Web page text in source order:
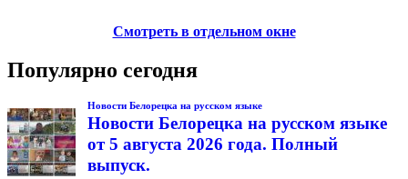
Смотреть в отдельном окне
Популярно сегодня
Новости Белорецка на русском языке
Новости Белорецка на русском языке
от 5 августа 2026 года. Полный
выпуск.